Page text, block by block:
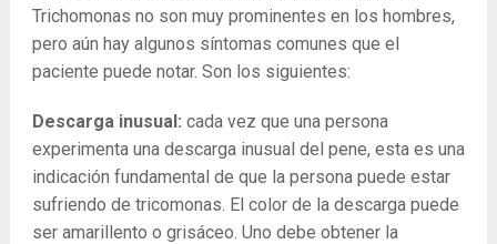
Trichomonas no son muy prominentes en los hombres,
pero aún hay algunos síntomas comunes que el
paciente puede notar. Son los siguientes:
Descarga inusual: cada vez que una persona
experimenta una descarga inusual del pene, esta es una
indicación fundamental de que la persona puede estar
sufriendo de tricomonas. El color de la descarga puede
ser amarillento o grisáceo. Uno debe obtener la